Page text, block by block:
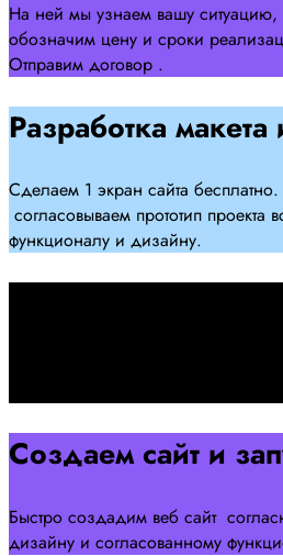
На ней мы узнаем вашу ситуацию,
обозначим цену и сроки
Отправим договор .
Разработка
Сделаем 1 экран сайта
согласовываем прототип проекта
функционалу и дизайну.
Создаем сайт и
Быстро создадим веб сайт
дизайну и согласованному